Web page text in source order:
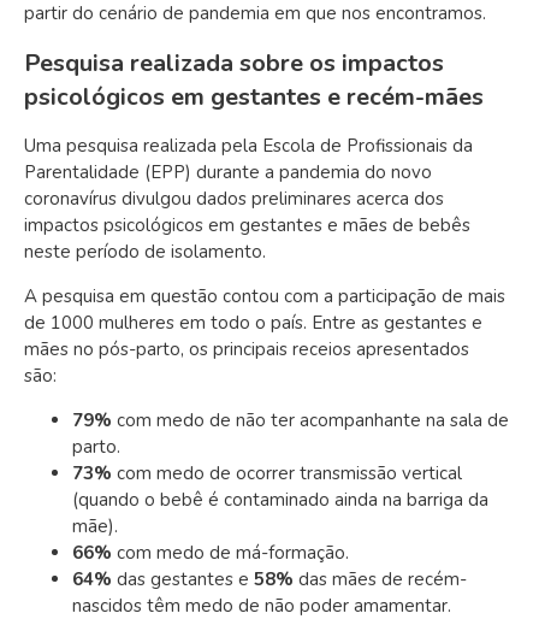
partir do cenário de pandemia em que nos encontramos.
Pesquisa realizada sobre os impactos
psicológicos em gestantes e recém-mães
Uma pesquisa realizada pela Escola de Profissionais da
Parentalidade (EPP) durante a pandemia do novo
coronavírus divulgou dados preliminares acerca dos
impactos psicológicos em gestantes e mães de bebês
neste período de isolamento.
A pesquisa em questão contou com a participação de mais
de 1000 mulheres em todo o país. Entre as gestantes e
mães no pós-parto, os principais receios apresentados
são:
79% com medo de não ter acompanhante na sala de
parto.
73% com medo de ocorrer transmissão vertical
(quando o bebê é contaminado ainda na barriga da
mãe).
66% com medo de má-formação.
64% das gestantes e 58% das mães de recém-
nascidos têm medo de não poder amamentar.